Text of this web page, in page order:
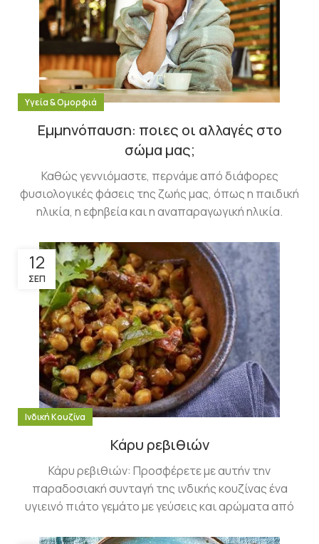
Υγεία & Ομορφιά
Εμμηνόπαυση: ποιες οι αλλαγές στο
σώμα μας;
Καθώς γεννιόμαστε, περνάμε από διάφορες
φυσιολογικές φάσεις της ζωής μας, όπως η παιδική
ηλικία, η εφηβεία και η αναπαραγωγική ηλικία.
12
ΣΕΠ
Ινδική Κουζίνα
Κάρυ ρεβιθιών
Κάρυ ρεβιθιών: Προσφέρετε με αυτήν την
παραδοσιακή συνταγή της ινδικής κουζίνας ένα
υγιεινό πιάτο γεμάτο με γεύσεις και αρώματα από